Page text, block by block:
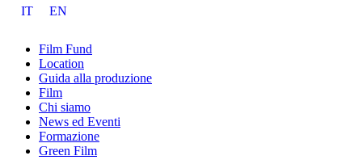
IT EN
Film Fund
Location
Guida alla produzione
Film
Chi siamo
News ed Eventi
Formazione
Green Film